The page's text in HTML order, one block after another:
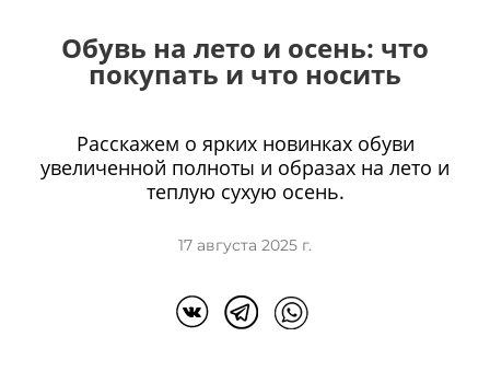
Обувь на лето и осень: что
покупать и что носить
Расскажем о ярких новинках обуви
увеличенной полноты и образах на лето и
теплую сухую осень.
17 августа 2025 г.